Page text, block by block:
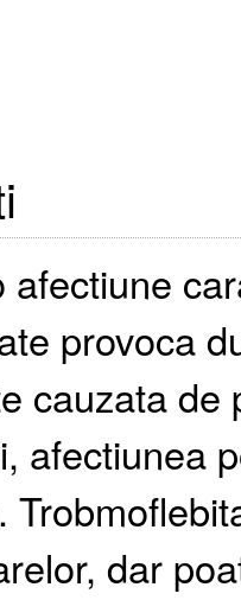
afectiune
provoca
cauzata
afectiunea
dar